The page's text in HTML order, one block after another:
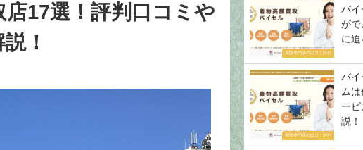
17選！評判口コミや
！
買取専門店の口コミ評判
バイ
がで
に迫
買取専門店の口コミ評判
バイ
ム
ー
説！